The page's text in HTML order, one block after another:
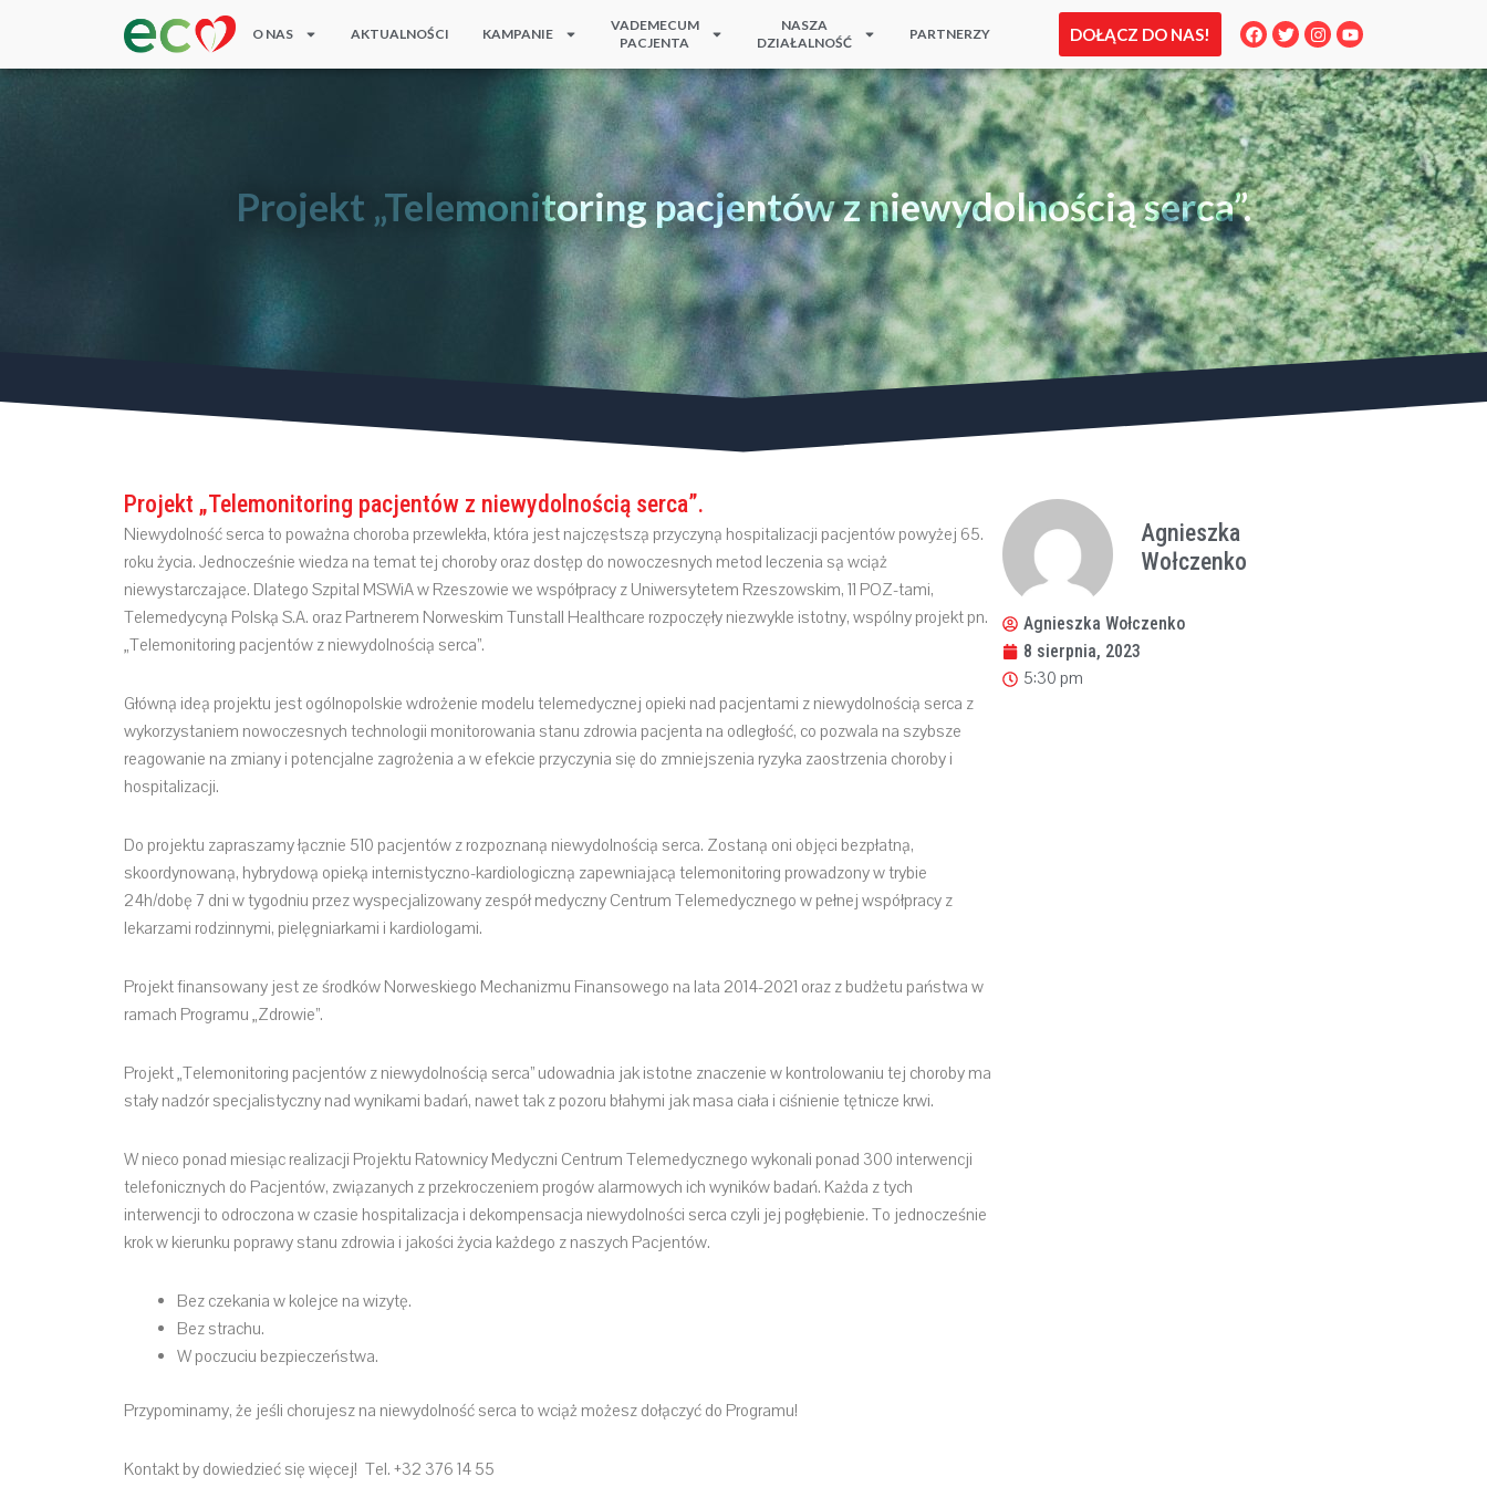
O NAS AKTUALNOŚCI KAMPANIE
VADEMECUM
PACJENTA
NASZA
DZIAŁALNOŚĆ
PARTNERZY DOŁĄCZ DO NAS!
Projekt „Telemonitoring pacjentów z niewydolnością serca”.
Projekt „Telemonitoring pacjentów z niewydolnością serca”.
Niewydolność serca to poważna choroba przewlekła, która jest najczęstszą przyczyną hospitalizacji pacjentów powyżej 65.
roku życia. Jednocześnie wiedza na temat tej choroby oraz dostęp do nowoczesnych metod leczenia są wciąż
niewystarczające. Dlatego Szpital MSWiA w Rzeszowie we współpracy z Uniwersytetem Rzeszowskim, 11 POZ-tami,
Telemedycyną Polską S.A. oraz Partnerem Norweskim Tunstall Healthcare rozpoczęły niezwykle istotny, wspólny projekt pn.
„Telemonitoring pacjentów z niewydolnością serca”.
Główną ideą projektu jest ogólnopolskie wdrożenie modelu telemedycznej opieki nad pacjentami z niewydolnością serca z
wykorzystaniem nowoczesnych technologii monitorowania stanu zdrowia pacjenta na odległość, co pozwala na szybsze
reagowanie na zmiany i potencjalne zagrożenia a w efekcie przyczynia się do zmniejszenia ryzyka zaostrzenia choroby i
hospitalizacji.
Do projektu zapraszamy łącznie 510 pacjentów z rozpoznaną niewydolnością serca. Zostaną oni objęci bezpłatną,
skoordynowaną, hybrydową opieką internistyczno-kardiologiczną zapewniającą telemonitoring prowadzony w trybie
24h/dobę 7 dni w tygodniu przez wyspecjalizowany zespół medyczny Centrum Telemedycznego w pełnej współpracy z
lekarzami rodzinnymi, pielęgniarkami i kardiologami.
Projekt finansowany jest ze środków Norweskiego Mechanizmu Finansowego na lata 2014-2021 oraz z budżetu państwa w
ramach Programu „Zdrowie”.
Projekt „Telemonitoring pacjentów z niewydolnością serca” udowadnia jak istotne znaczenie w kontrolowaniu tej choroby ma
stały nadzór specjalistyczny nad wynikami badań, nawet tak z pozoru błahymi jak masa ciała i ciśnienie tętnicze krwi.
W nieco ponad miesiąc realizacji Projektu Ratownicy Medyczni Centrum Telemedycznego wykonali ponad 300 interwencji
telefonicznych do Pacjentów, związanych z przekroczeniem progów alarmowych ich wyników badań. Każda z tych
interwencji to odroczona w czasie hospitalizacja i dekompensacja niewydolności serca czyli jej pogłębienie. To jednocześnie
krok w kierunku poprawy stanu zdrowia i jakości życia każdego z naszych Pacjentów.
Bez czekania w kolejce na wizytę.
Bez strachu.
W poczuciu bezpieczeństwa.
Przypominamy, że jeśli chorujesz na niewydolność serca to wciąż możesz dołączyć do Programu!
Kontakt by dowiedzieć się więcej! Tel. +32 376 14 55
Agnieszka
Wołczenko
Agnieszka Wołczenko
8 sierpnia, 2023
5:30 pm